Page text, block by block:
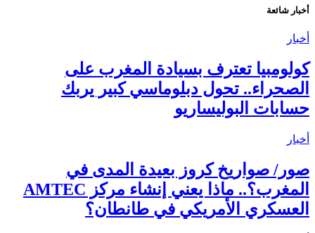
أخبار شائعة
أخبار
كولومبيا تعترف بسيادة المغرب على
الصحراء.. تحول دبلوماسي كبير يربك
حسابات البوليساريو
أخبار
صور/ صواريخ كروز بعيدة المدى في
المغرب؟.. ماذا يعني إنشاء مركز AMTEC
العسكري الأمريكي في طانطان؟